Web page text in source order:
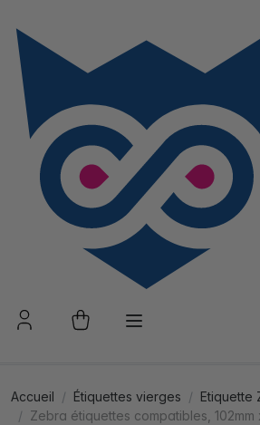
Accueil Étiquettes vierges
Etiquette
Zebra étiquettes compatibles, 102mm